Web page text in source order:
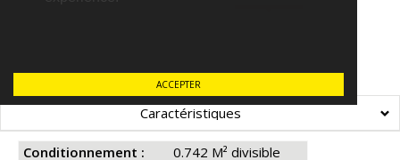
ACCEPTER
Caractéristiques
Conditionnement :
0.742 M² divisible